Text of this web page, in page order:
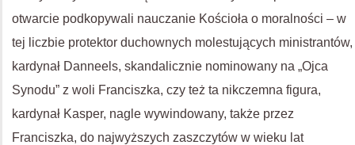
otwarcie podkopywali nauczanie Kościoła o moralności – w
tej liczbie protektor duchownych molestujących ministrantów,
kardynał Danneels, skandalicznie nominowany na „Ojca
Synodu” z woli Franciszka, czy też ta nikczemna figura,
kardynał Kasper, nagle wywindowany, także przez
Franciszka, do najwyższych zaszczytów w wieku lat